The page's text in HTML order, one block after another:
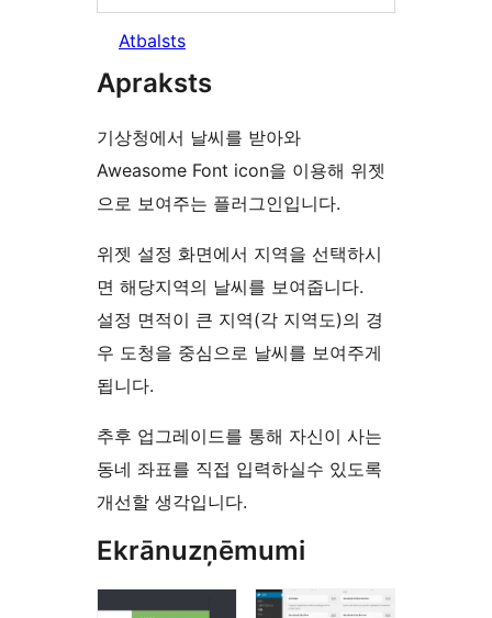
Atbalsts
Apraksts
기상청에서 날씨를 받아와
Aweasome Font icon을 이용해 위젯
으로 보여주는 플러그인입니다.
위젯 설정 화면에서 지역을 선택하시
면 해당지역의 날씨를 보여줍니다.
설정 면적이 큰 지역(각 지역도)의 경
우 도청을 중심으로 날씨를 보여주게
됩니다.
추후 업그레이드를 통해 자신이 사는
동네 좌표를 직접 입력하실수 있도록
개선할 생각입니다.
Ekrānuzņēmumi